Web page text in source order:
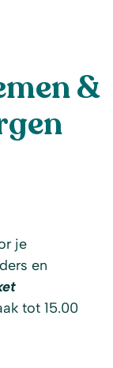
&
je
en
tot 15.00